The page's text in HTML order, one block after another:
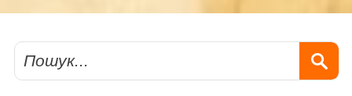
Пошук